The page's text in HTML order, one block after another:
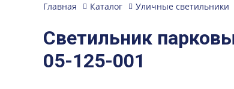
Главная Каталог Уличные светильники
Светильник
05-125-001